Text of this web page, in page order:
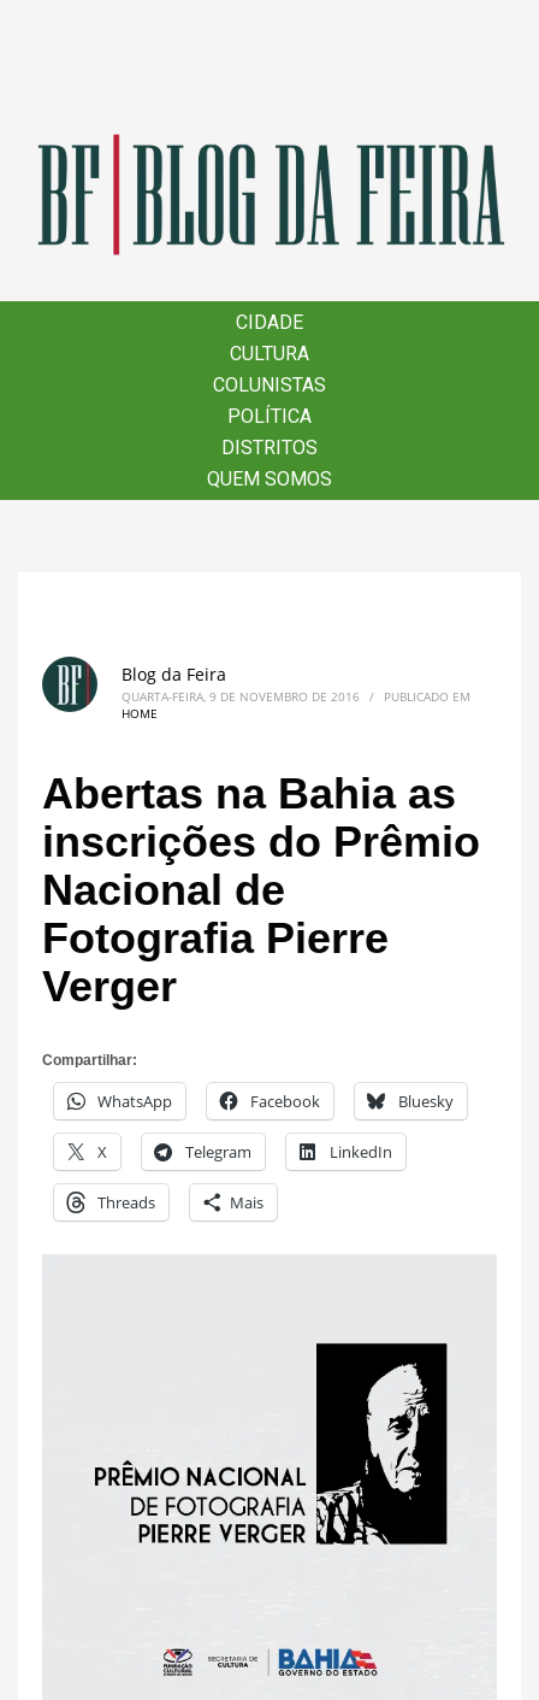
CIDADE
CULTURA
COLUNISTAS
POLÍTICA
DISTRITOS
QUEM SOMOS
CIDADE
CULTURA
COLUNISTAS
POLÍTICA
DISTRITOS
QUEM SOMOS
Blog da Feira
QUARTA-FEIRA, 9 DE NOVEMBRO DE 2016 /
PUBLICADO EM
HOME
Abertas na Bahia as
inscrições do Prêmio
Nacional de
Fotografia Pierre
Verger
Compartilhar:
WhatsApp Facebook Bluesky
X Telegram LinkedIn
Threads Mais